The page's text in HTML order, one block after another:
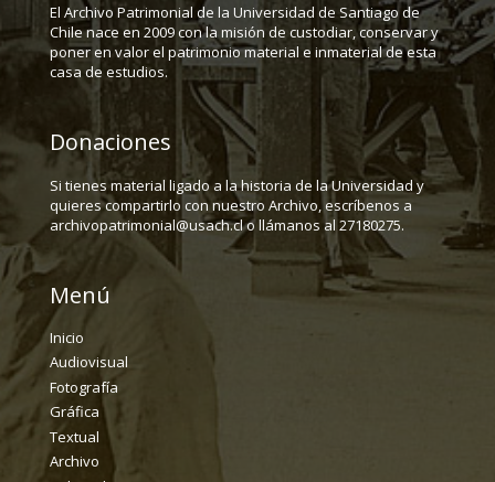
El Archivo Patrimonial de la Universidad de Santiago de
Chile nace en 2009 con la misión de custodiar, conservar y
poner en valor el patrimonio material e inmaterial de esta
casa de estudios.
Donaciones
Si tienes material ligado a la historia de la Universidad y
quieres compartirlo con nuestro Archivo, escríbenos a
archivopatrimonial@usach.cl o llámanos al 27180275.
Menú
Inicio
Audiovisual
Fotografía
Gráfica
Textual
Archivo